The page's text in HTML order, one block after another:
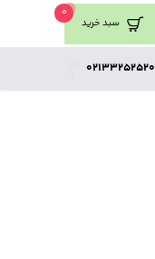
سبد خرید
0
02133252520